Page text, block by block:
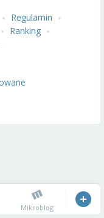
Regulamin
Ranking
Mikroblog